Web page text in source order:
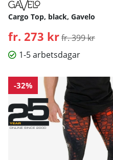
Cargo Top, black, Gavelo
fr. 273 krOrdinarie pris:
fr. 399 kr
1-5 arbetsdagar
-32%